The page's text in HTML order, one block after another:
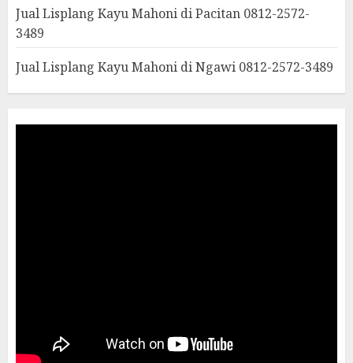
Jual Lisplang Kayu Mahoni di Pacitan 0812-2572-
3489
Jual Lisplang Kayu Mahoni di Ngawi 0812-2572-3489